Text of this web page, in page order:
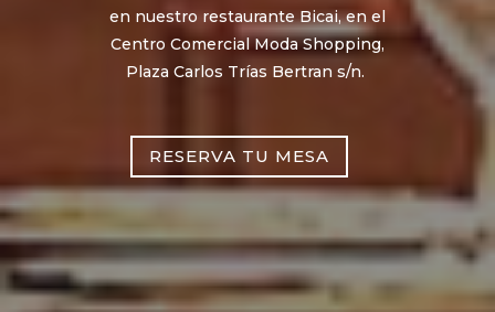
en nuestro restaurante Bicai, en el
Centro Comercial Moda Shopping,
Plaza Carlos Trías Bertran s/n.
RESERVA TU MESA